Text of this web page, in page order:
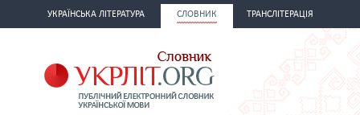
УКРАЇНСЬКА ЛІТЕРАТУРА СЛОВНИК ТРАНСЛІТЕРАЦІЯ